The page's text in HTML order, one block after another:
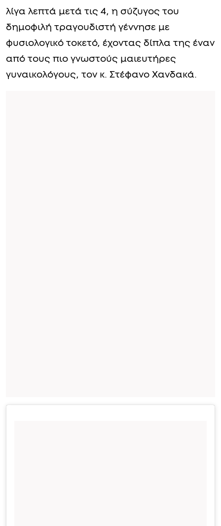
λίγα λεπτά μετά τις 4, η σύζυγος του
δημοφιλή τραγουδιστή γέννησε με
φυσιολογικό τοκετό, έχοντας δίπλα της έναν
από τους πιο γνωστούς μαιευτήρες
γυναικολόγους, τον κ. Στέφανο Χανδακά.